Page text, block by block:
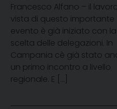
Francesco Alfano – il
vista di questo importante
evento è già iniziato con la
scelta delle delegazioni. In
Campania cè già stato
un primo incontro a livello
regionale. E […]